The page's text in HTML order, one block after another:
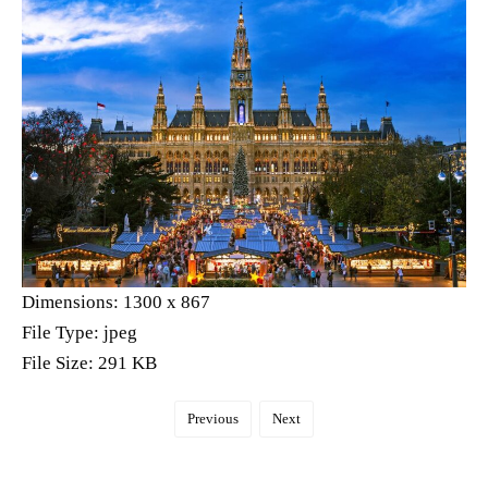
Dimensions: 1300 x 867
File Type: jpeg
File Size: 291 KB
Previous Next